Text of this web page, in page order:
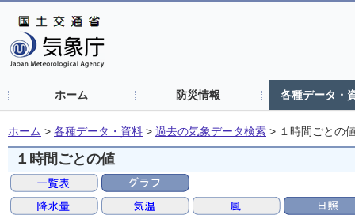
ホーム 防災情報 各種データ・
ホーム > 各種データ・資料 > 過去の気象データ検索 > １時間ごとの
１時間ごとの値